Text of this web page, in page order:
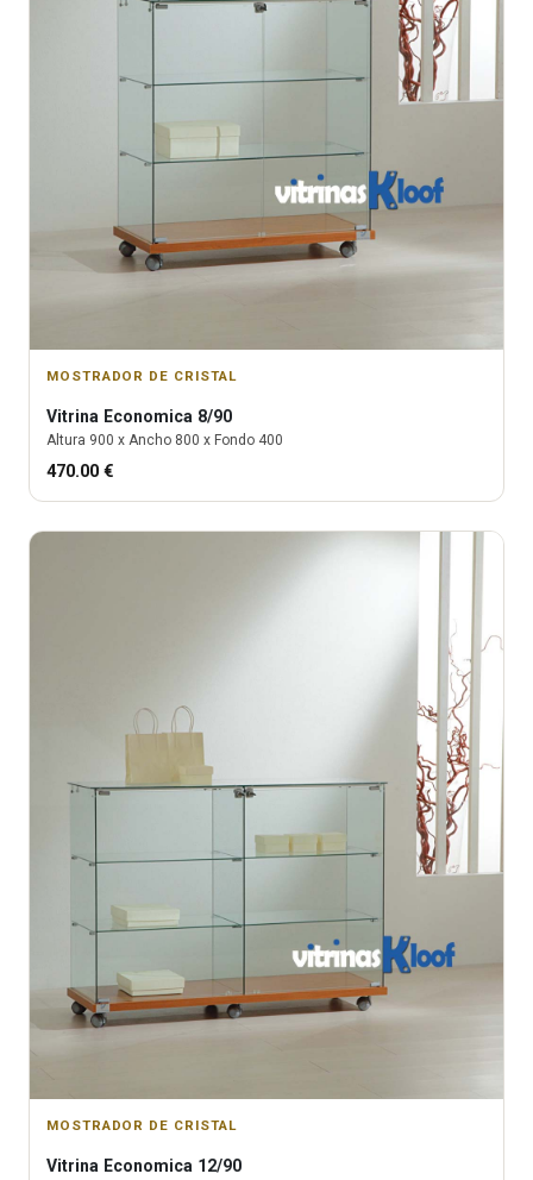
MOSTRADOR DE CRISTAL
Vitrina Economica 8/90
Altura 900 x Ancho 800 x Fondo 400
470.00 €
MOSTRADOR DE CRISTAL
Vitrina Economica 12/90